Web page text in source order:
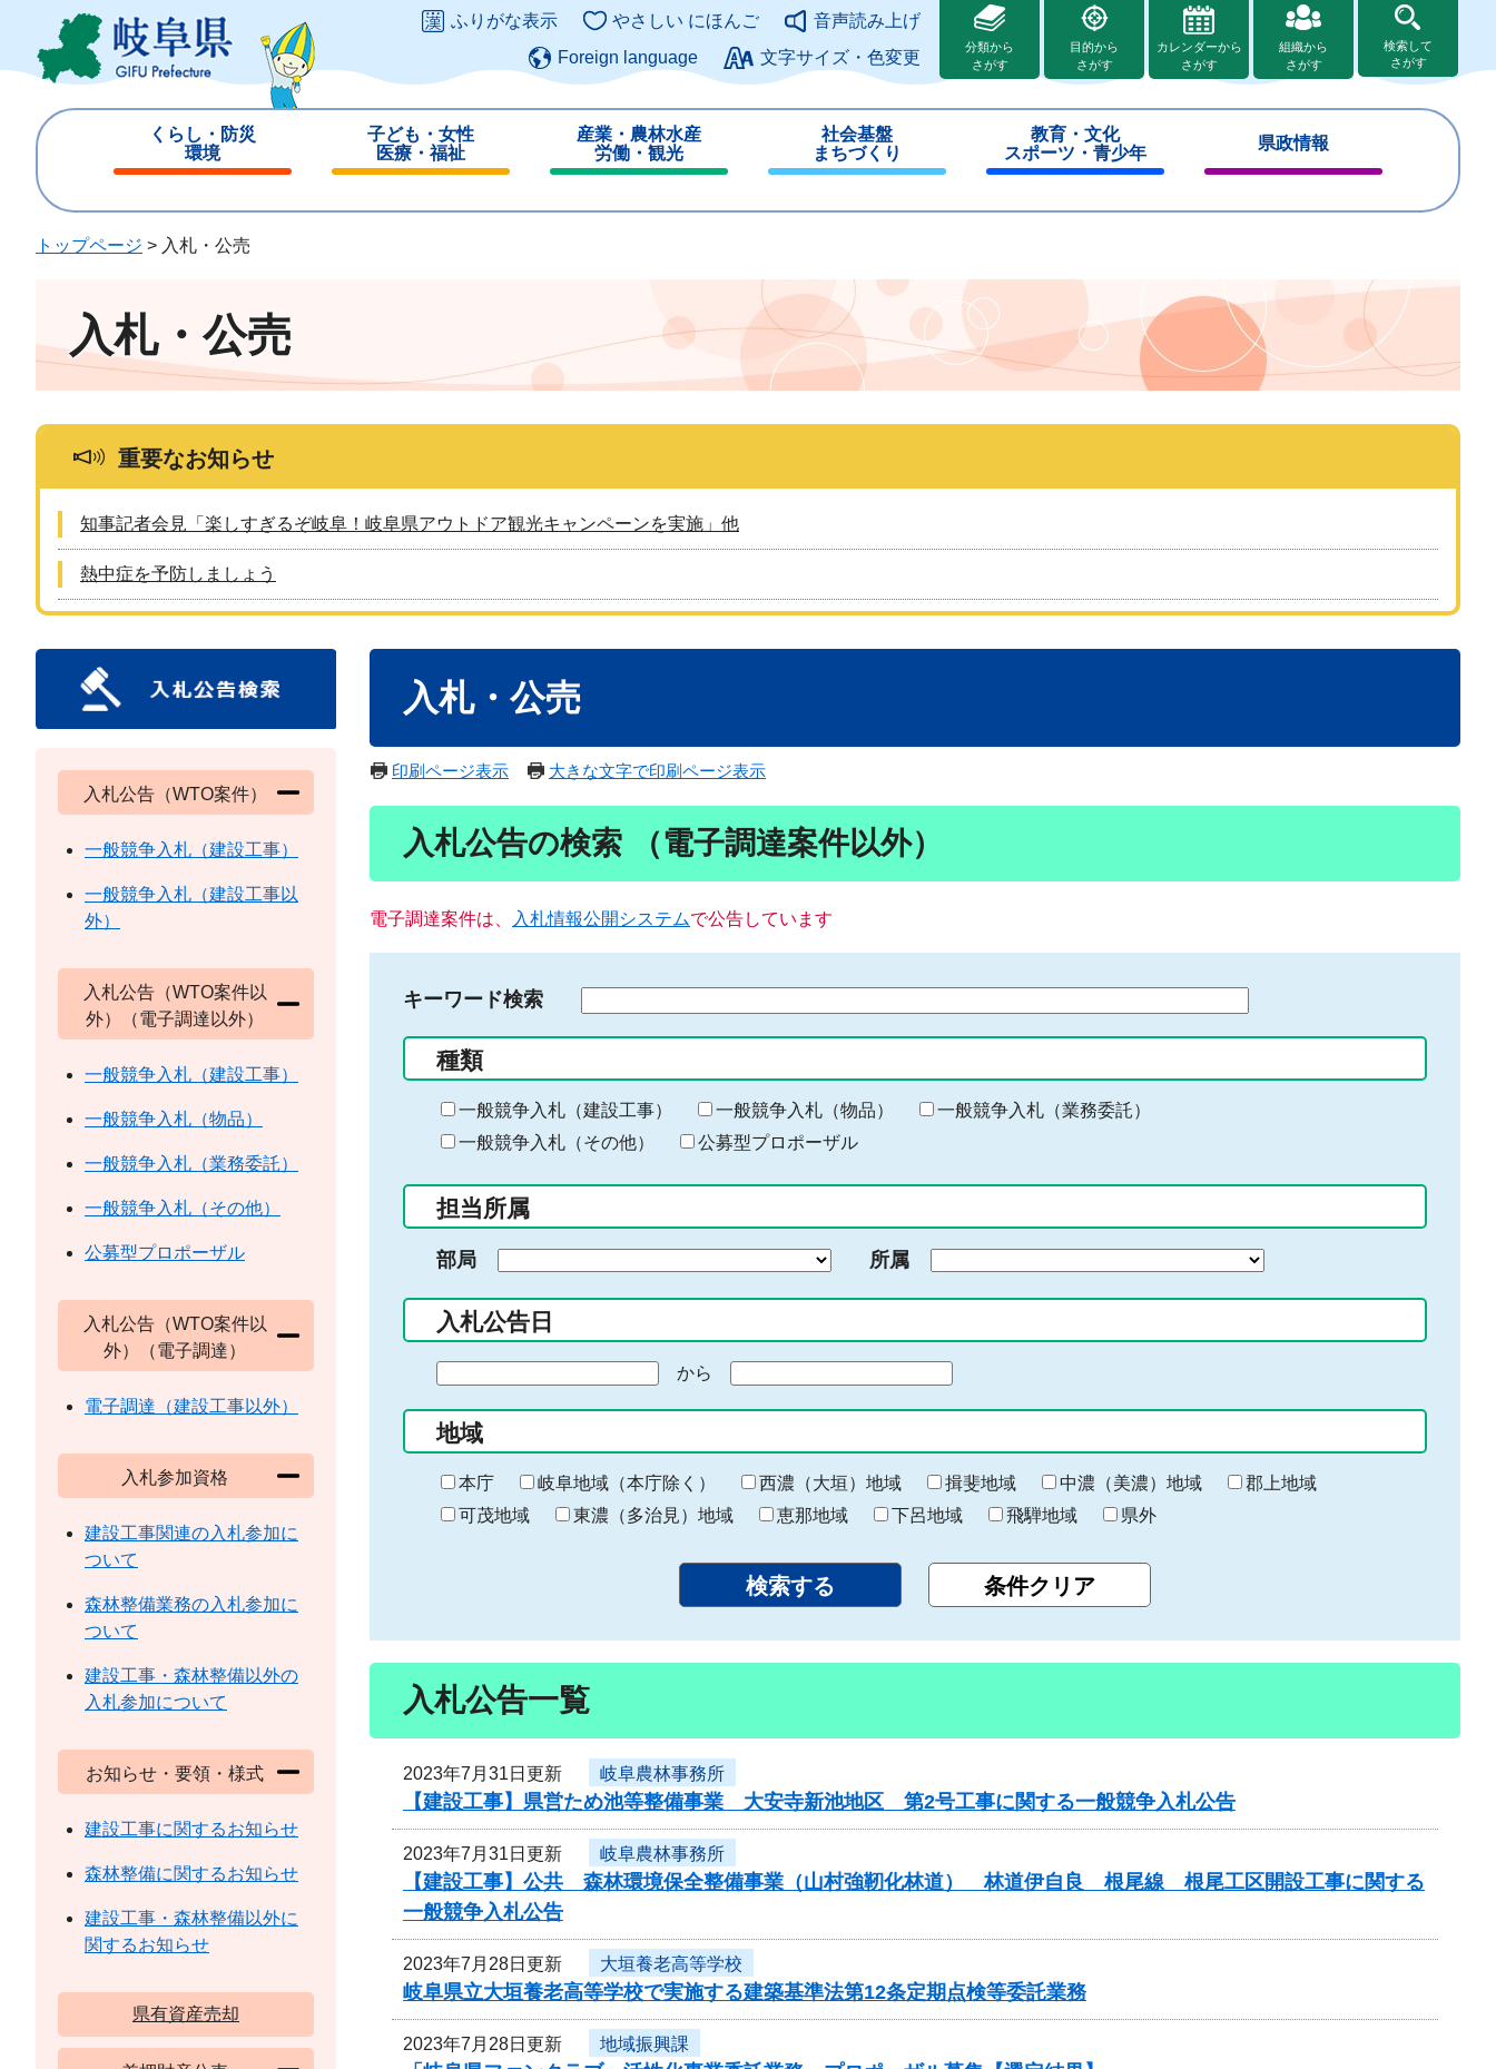
ジ
ュ
このページの本文へ
ふりがな表示 やさしい にほんご
音声読み上げ
Foreign language
文字サイズ・色変更
分類から
さがす
目的から
さがす
カレンダーから
さがす
組織から
さがす
検索して
さがす
くらし・防災
環境
じ
子ども・女性
医療・福祉
じ
産業・農林水産
労働・観光
じ
社会基盤
まちづくり
じ
教育・文化
スポーツ・青少年
じ
県政情報
じ
トップページ > 入札・公売
入札・公売
重要なお知らせ
知事記者会見「楽しすぎるぞ岐阜！岐阜県アウトドア観光キャンペーンを実施」他
熱中症を予防しましょう
入札・公売
印刷ページ表示 大きな文字で印刷ページ表示
入札公告の検索 （電子調達案件以外）
電子調達案件は、 入札情報公開システムで公告しています
キーワード検索
る
キ
ー
ー
入
力
種類
一般競争入札（建設工事） 一般競争入札（物品）
一般競争入札（業務委託）
一般競争入札（その他）
公募型プロポーザル
担当所属
部局 所属
入札公告日
の
始
ま
り
から
終
わ
り
地域
本庁 岐阜地域（本庁除く） 西濃（大垣）地域 揖斐地域 中濃（美濃）地域
郡上地域
可茂地域
東濃（多治見）地域 恵那地域 下呂地域 飛騨地域 県外
入札公告一覧
2023年7月31日更新 岐阜農林事務所
【建設工事】県営ため池等整備事業 大安寺新池地区 第2号工事に関する一般競争入札公告
2023年7月31日更新 岐阜農林事務所
【建設工事】公共 森林環境保全整備事業（山村強靭化林道） 林道伊自良 根尾線 根尾工区開設工事に関する
一般競争入札公告
2023年7月28日更新 大垣養老高等学校
岐阜県立大垣養老高等学校で実施する建築基準法第12条定期点検等委託業務
2023年7月28日更新 地域振興課
入札公告（WTO案件）
一般競争入札（建設工事）
一般競争入札（建設工事以
外）
入札公告（WTO案件以
外）（電子調達以外）
一般競争入札（建設工事）
一般競争入札（物品）
一般競争入札（業務委託）
一般競争入札（その他）
公募型プロポーザル
入札公告（WTO案件以
外）（電子調達）
電子調達（建設工事以外）
入札参加資格
建設工事関連の入札参加に
ついて
森林整備業務の入札参加に
ついて
建設工事・森林整備以外の
入札参加について
お知らせ・要領・様式
建設工事に関するお知らせ
森林整備に関するお知らせ
建設工事・森林整備以外に
関するお知らせ
県有資産売却